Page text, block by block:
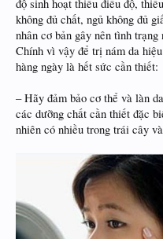
độ sinh hoạt thiếu điều độ,
không đủ chất, ngủ không đủ
nhân cơ bản gây nên tình
Chính vì vậy để trị nám da
hàng ngày là hết sức cần thiết:
– Hãy đảm bảo cơ thể và làn
các dưỡng chất cần thiết đặc
nhiên có nhiều trong trái cây